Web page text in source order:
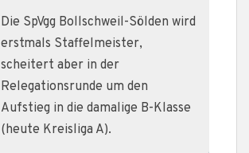
Die SpVgg Bollschweil-Sölden wird
erstmals Staffelmeister,
scheitert aber in der
Relegationsrunde um den
Aufstieg in die damalige B-Klasse
(heute Kreisliga A).